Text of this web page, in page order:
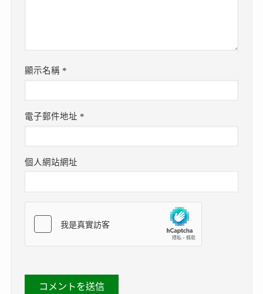
顯示名稱 *
電子郵件地址 *
個人網站網址